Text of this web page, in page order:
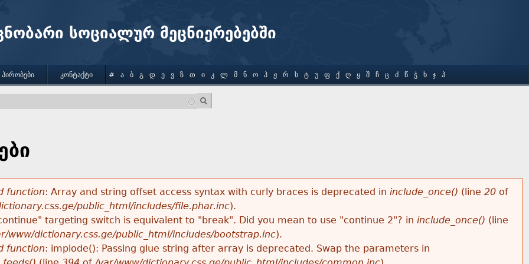
სოციალურ მეცნიერებებში
function: Array and string offset access syntax with curly braces is deprecated in include_once() (line 20of
public_html/includes/file.phar.inc).
targeting switch is equivalent to "break". Did you mean to use "continue 2"? in include_once() (line
www/dictionary.css.ge/public_html/includes/bootstrap.inc).
function: implode(): Passing glue string after array is deprecated. Swap the parameters in
ᲞᲘᲠᲝᲑᲔᲑᲘ ᲙᲝᲜᲢᲐᲥᲢᲘ # Ა Ბ Გ Დ Ე Ვ Ზ Თ Ი Კ Ლ Მ Ნ Ო Პ Ჟ Რ Ს Ტ Უ Ფ Ქ Ღ Ყ Შ Ჩ Ც Ძ Წ Ჭ Ხ Ჯ Ჰ